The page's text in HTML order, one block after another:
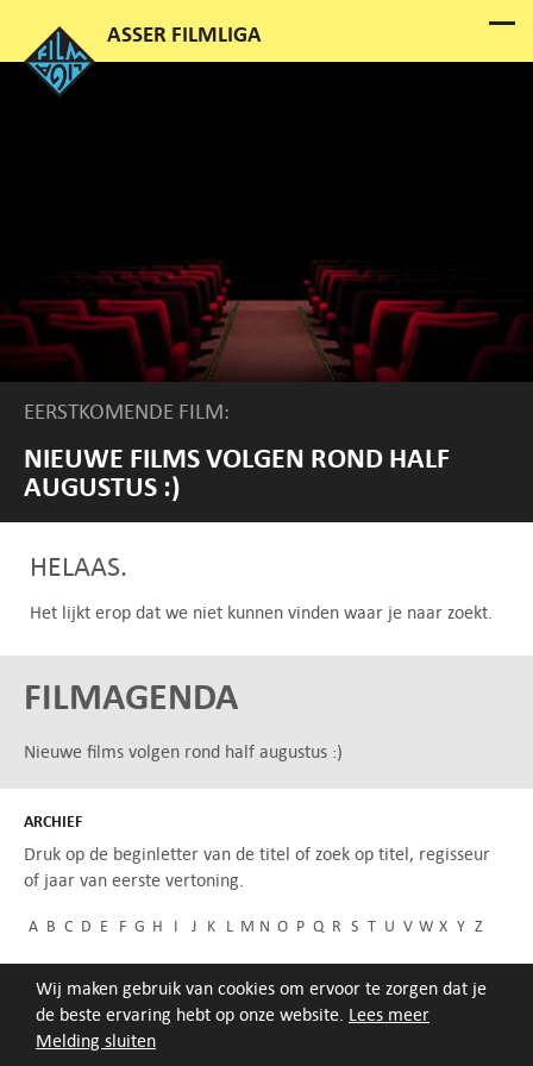
Melding sluiten
Wij maken gebruik van cookies om ervoor te zorgen dat je
de beste ervaring hebt op onze website. Lees meer
EERSTKOMENDE FILM:
NIEUWE FILMS VOLGEN ROND HALF
AUGUSTUS :)
HELAAS.
Het lijkt erop dat we niet kunnen vinden waar je naar zoekt.
FILMAGENDA
Nieuwe films volgen rond half augustus :)
ARCHIEF
Druk op de beginletter van de titel of zoek op titel, regisseur
of jaar van eerste vertoning.
A B C D E F G H I J K L M N O P Q R S T U V W X Y Z